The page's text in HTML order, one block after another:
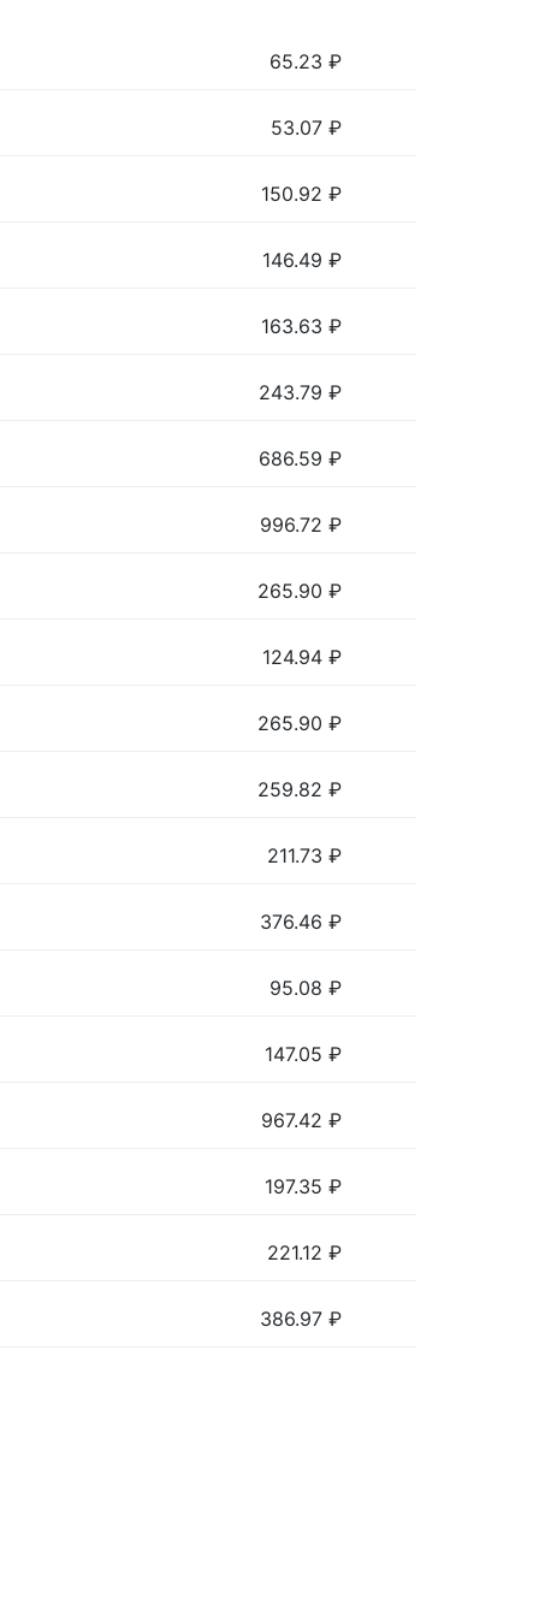
65.23 ₽
53.07 ₽
150.92 ₽
146.49 ₽
163.63 ₽
243.79 ₽
686.59 ₽
996.72 ₽
265.90 ₽
124.94 ₽
265.90 ₽
259.82 ₽
211.73 ₽
376.46 ₽
95.08 ₽
147.05 ₽
967.42 ₽
197.35 ₽
221.12 ₽
386.97 ₽